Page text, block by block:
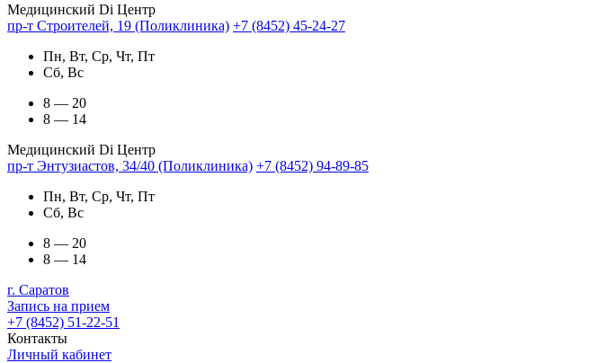
Медицинский Di Центр
пр-т Строителей, 19 (Поликлиника) +7 (8452) 45-24-27
Пн, Вт, Ср, Чт, Пт
Сб, Вс
8 — 20
8 — 14
Медицинский Di Центр
пр-т Энтузиастов, 34/40 (Поликлиника) +7 (8452) 94-89-85
Пн, Вт, Ср, Чт, Пт
Сб, Вс
8 — 20
8 — 14
г. Саратов
Запись на прием
+7 (8452) 51-22-51
Контакты
Личный кабинет